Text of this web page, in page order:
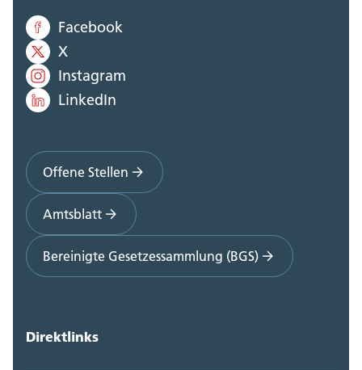
Staatskanzlei (0)
Steueramt (0)
Volksschulamt (0)
Departementssekretariat (0)
Facebook
X
Instagram
LinkedIn
Offene Stellen
Amtsblatt
Bereinigte Gesetzessammlung (BGS)
Direktlinks